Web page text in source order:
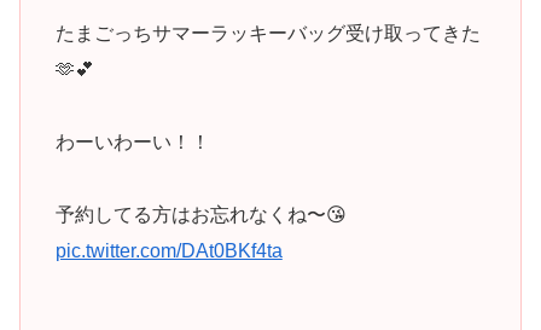
たまごっちサマーラッキーバッグ受け取ってきた
🫶💕
わーいわーい！！
予約してる方はお忘れなくね〜😘
pic.twitter.com/DAt0BKf4ta